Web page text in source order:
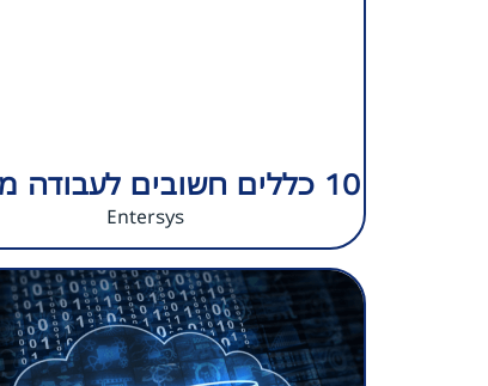
10 כללים חשובים לעבודה מהבית
Entersys